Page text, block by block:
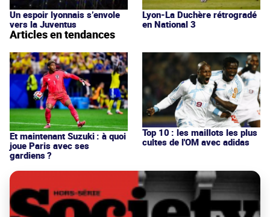
Un espoir lyonnais s’envole
vers la Juventus
Lyon-La Duchère rétrogradé
en National 3
Articles en tendances
Et maintenant Suzuki : à quoi
joue Paris avec ses
gardiens ?
Top 10 : les maillots les plus
cultes de l'OM avec adidas